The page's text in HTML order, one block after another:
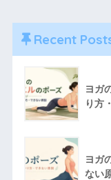
Recent
ヨガ
り方
ヨガ
ない